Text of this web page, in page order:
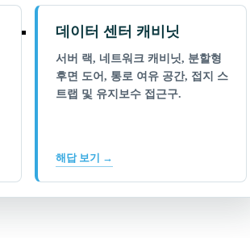
데이터 센터 캐비닛
서버 랙, 네트워크 캐비닛, 분할형
후면 도어, 통로 여유 공간, 접지 스
트랩 및 유지보수 접근구.
해답 보기 →